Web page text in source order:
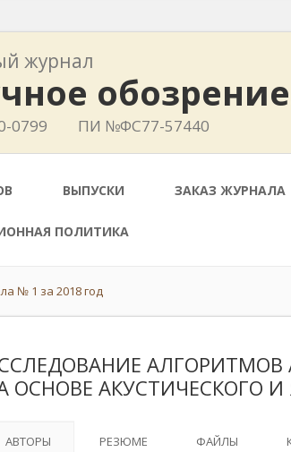
журнал
0799 ПИ №ФС77-57440
ВЫПУСКИ ЗАКАЗ ЖУРНАЛА
ПОЛИТИКА
№ 1 за 2018 год
АЛГОРИТМОВ
ОСНОВЕ АКУСТИЧЕСКОГО
АВТОРЫ РЕЗЮМЕ ФАЙЛЫ